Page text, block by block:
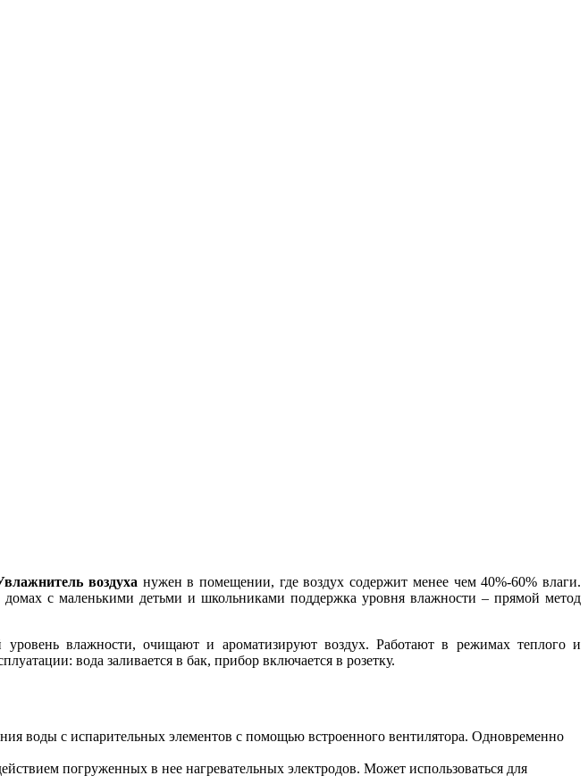
воздуха нужен в помещении, где воздух содержит менее чем 40%-60% влаги.
с маленькими детьми и школьниками поддержка уровня влажности – прямой метод
влажности, очищают и ароматизируют воздух. Работают в режимах теплого и
вода заливается в бак, прибор включается в розетку.
воды с испарительных элементов с помощью встроенного вентилятора. Одновременно
погруженных в нее нагревательных электродов. Может использоваться для